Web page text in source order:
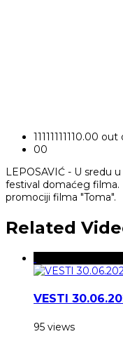
11111111110.00 out
00
LEPOSAVIĆ - U sredu
festival domaćeg
promociji filma "Toma".
Related
VESTI
95 views